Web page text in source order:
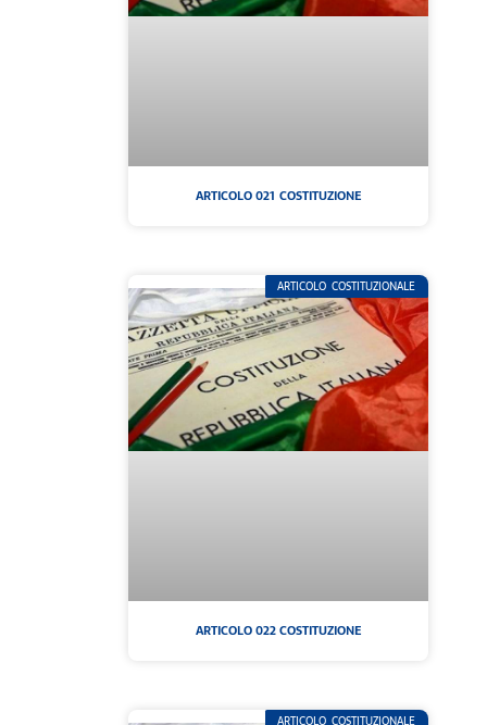
ARTICOLO 021 COSTITUZIONE
ARTICOLO COSTITUZIONALE
ARTICOLO 022 COSTITUZIONE
ARTICOLO COSTITUZIONALE